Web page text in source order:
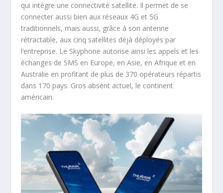
qui intègre une connectivité satellite. Il permet de se
connecter aussi bien aux réseaux 4G et 5G
traditionnels, mais aussi, grâce à son antenne
rétractable, aux cinq satellites déjà déployés par
l’entreprise. Le Skyphone autorise ainsi les appels et les
échanges de SMS en Europe, en Asie, en Afrique et en
Australie en profitant de plus de 370 opérateurs répartis
dans 170 pays. Gros absent actuel, le continent
américain.